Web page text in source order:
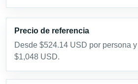
Precio de referencia
Desde $524.14 USD por persona
$1,048 USD.